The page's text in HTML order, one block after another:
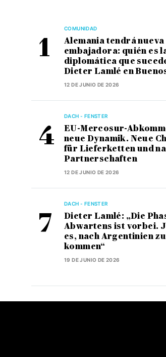
COMUNIDAD
Alemania tendrá nueva
embajadora: quién es
diplomática que
Dieter Lamlé en
12 DE JUNIO DE 2026
DACH - FENSTER
EU-Mercosur-
neue Dynamik. Neue
für Lieferketten und
Partnerschaften
12 DE JUNIO DE 2026
DACH - FENSTER
Dieter Lamlé: „Die
Abwartens ist vorbei.
es, nach Argentinien zu
kommen“
19 DE JUNIO DE 2026